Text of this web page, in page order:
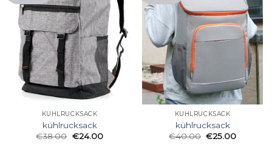
KÜHLRUCKSACK
kühlrucksack
€38.00 €24.00
KÜHLRUCKSACK
kühlrucksack
€40.00 €25.00